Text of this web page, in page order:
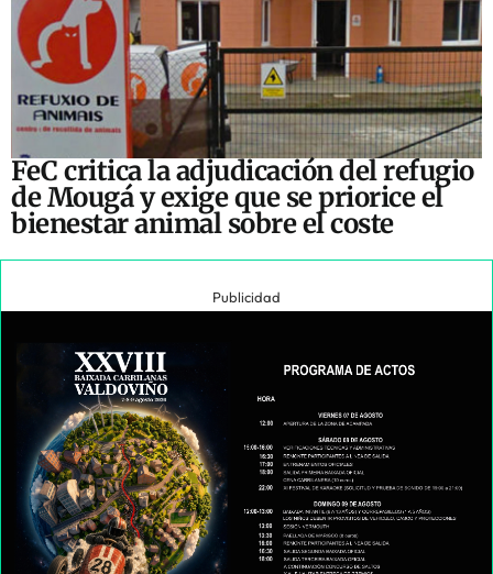
FeC critica la adjudicación del refugio
de Mougá y exige que se priorice el
bienestar animal sobre el coste
Publicidad